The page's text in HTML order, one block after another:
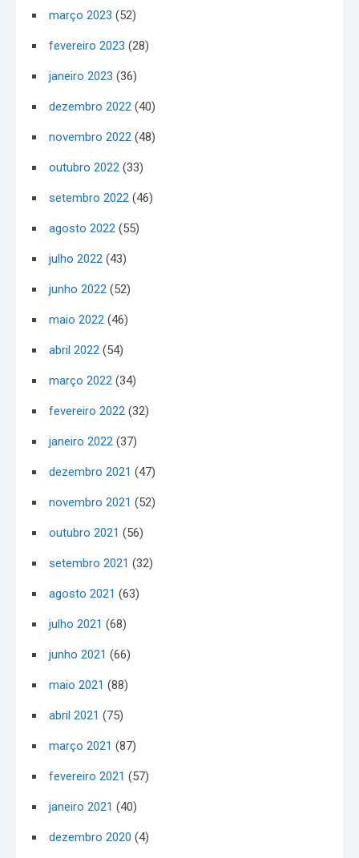
março 2023 (52)
fevereiro 2023 (28)
janeiro 2023 (36)
dezembro 2022 (40)
novembro 2022 (48)
outubro 2022 (33)
setembro 2022 (46)
agosto 2022 (55)
julho 2022 (43)
junho 2022 (52)
maio 2022 (46)
abril 2022 (54)
março 2022 (34)
fevereiro 2022 (32)
janeiro 2022 (37)
dezembro 2021 (47)
novembro 2021 (52)
outubro 2021 (56)
setembro 2021 (32)
agosto 2021 (63)
julho 2021 (68)
junho 2021 (66)
maio 2021 (88)
abril 2021 (75)
março 2021 (87)
fevereiro 2021 (57)
janeiro 2021 (40)
dezembro 2020 (4)